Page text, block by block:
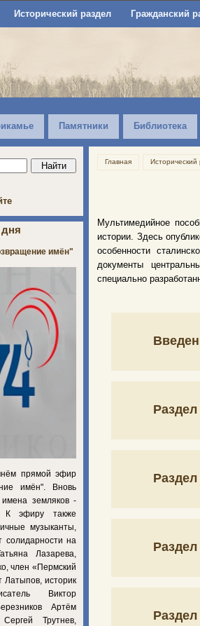
Исторический раздел Гражданский
Памятники Библиотека
Главная Исторический
Мультимедийное
истории. Здесь
особенности
документы
специально
дня
имён"
прямой эфир
имён". Вновь
имена земляков -
К эфиру также
музыканты,
солидарности на
Лазарева,
член «Пермский
историк
Виктор
Артём
Трутнев,